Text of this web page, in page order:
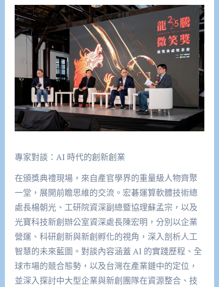
專家對談：AI 時代的創新創業
在頒獎典禮現場，來自產官學界的重量級人物齊聚
一堂，展開前瞻思維的交流。宏碁運算軟體技術總
處長楊朝光、工研院資深副總暨協理蘇孟宗，以及
光寶科技新創辦公室資深處長陳宏明，分別以企業
營運、科研創新與新創孵化的視角，深入剖析人工
智慧的未來藍圖。對談內容涵蓋 AI 的實踐歷程、全
球市場的競合態勢，以及台灣在產業鏈中的定位，
並深入探討中大型企業與新創團隊在資源整合、技